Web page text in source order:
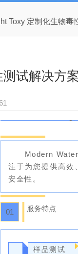
Toxy 定制化生物毒
试解决方
Modern
注于为您提供高效
安全性。
01 服务特点
样品测试